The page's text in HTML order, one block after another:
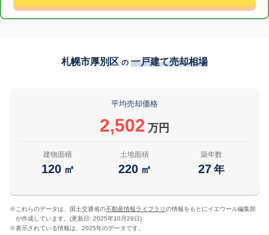
札幌市厚別区 の 一戸建て売却相場
平均売却価格
2,502 万円
建物面積
120 ㎡
土地面積
220 ㎡
築年数
27 年
※ これらのデータは、国土交通省の不動産情報ライブラリの情報をもとにイエウール編集部
が作成しています。(更新日: 2025年10月29日)
※表示されている情報は、2025年のデータです。